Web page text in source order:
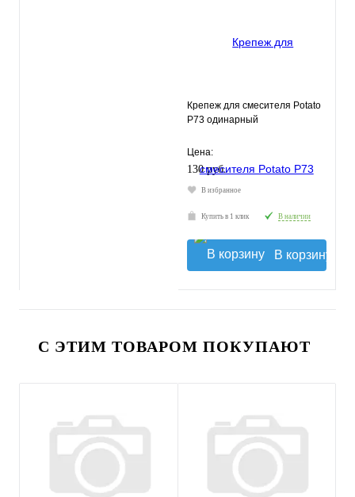
Крепеж для смесителя Potato
P73 одинарный
Цена:
130 руб.
В избранное
Купить в 1 клик В наличии
В корзину
С ЭТИМ ТОВАРОМ ПОКУПАЮТ